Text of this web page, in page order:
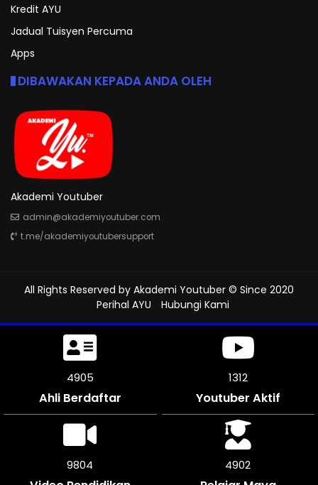
Kredit AYU
Jadual Tuisyen Percuma
Apps
DIBAWAKAN KEPADA ANDA OLEH
Akademi Youtuber
admin@akademiyoutuber.com
t.me/akademiyoutubersupport
All Rights Reserved by Akademi Youtuber © Since 2020
Perihal AYU
Hubungi Kami
5406
Ahli Berdaftar
1312
Youtuber Aktif
10812 5403